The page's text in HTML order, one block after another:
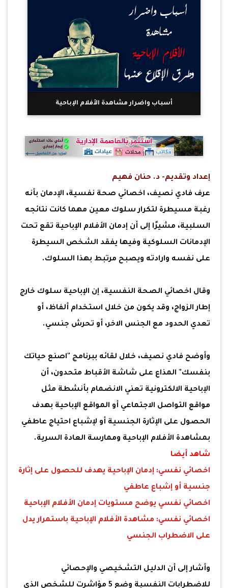
أسباب واضرار مشاهدة الأفلام الإباحية
إعداد وتقديم- د. حنان فهيم
عرف فادي نصيف، اخصائي صحة نفسية، الإدمان بأنه
رغبة مسيطرة لتكرار سلوك معين مهما كانت نتائجه
السلبية، مشيرًا إلى أن إدمان الأفلام الإباحية تقع تحت
الإدمانات السلوكية وفيها يفقد الشخص السيطرة
على نفسه وارادته ويصبح مرتبط بهذا السلوك.
وقال اخصائي الصحة النفسية، إن الإباحية سلوك خارج
إطار الزواج، وقد يكون من خلال استخدام ألفاظ، أو
تعدي الحدود مع الجنس الاخر، أو تحرش جنسي.
وأوضح فادي نصيف، خلال لقائه ببرنامج "اصنع حياتك
بنفسك" المذاع على شاشة الأقباط متحدون، أن
الإباحية الالكترونية تعني الانضمام بأنشطة مثل
مواقع التواصل الاجتماعي أو المواقع الإباحية بهدف
الحصول على الإثارة الجنسية أو لإشباع احتياج عاطفي
بمشاهدة الأفلام الإباحية وممارسة العادة السرية.
شاهد أيضا
اخصائي نفسي: إدمان الإباحية يهدف للحصول على إثارة
جنسية أو إشباع عاطفي
اخصائي نفسي يوضح مستويات إدمان الأفلام الإباحية
اخصائي نفسي: مشاهدة الأفلام الإباحية باستمرار يدل
على الاضطراب الجنسي
وأشار إلى أن الدليل التشخيصي والإحصائي
للاضطرابات النفسية وضع 5 مؤاشرت للشخص الذى